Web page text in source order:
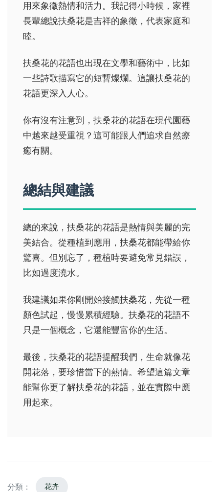
用來象徵熱情和活力。我記得小時候，家裡
長輩總說扶桑花是吉祥的象徵，代表家庭和
睦。
扶桑花的花語也出現在文學和藝術中，比如
一些詩歌描寫它的短暫燦爛。這讓扶桑花的
花語更深入人心。
你有沒有注意到，扶桑花的花語在現代園藝
中越來越受重視？這可能跟人們追求自然療
癒有關。
總結與建議
總的來說，扶桑花的花語是熱情與美麗的完
美結合。從種植到應用，扶桑花都能帶給你
驚喜。但別忘了，種植時要避免常見錯誤，
比如過度澆水。
我建議如果你剛開始接觸扶桑花，先從一種
顏色試起，慢慢累積經驗。扶桑花的花語不
只是一個概念，它還能豐富你的生活。
最後，扶桑花的花語提醒我們，生命就像花
開花落，要珍惜當下的熱情。希望這篇文章
能幫你更了解扶桑花的花語，並在實際中應
用起來。
分類： 花卉